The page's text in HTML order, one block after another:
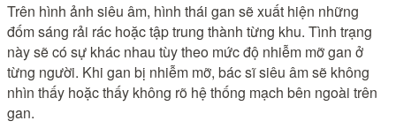
Trên hình ảnh siêu âm, hình thái gan sẽ xuất hiện những
đốm sáng rải rác hoặc tập trung thành từng khu. Tình trạng
này sẽ có sự khác nhau tùy theo mức độ nhiễm mỡ gan ở
từng người. Khi gan bị nhiễm mỡ, bác sĩ siêu âm sẽ không
nhìn thấy hoặc thấy không rõ hệ thống mạch bên ngoài trên
gan.